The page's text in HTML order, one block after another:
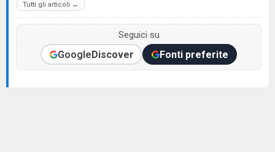
Tutti gli articoli →
Seguici su
GoogleDiscover Fonti preferite